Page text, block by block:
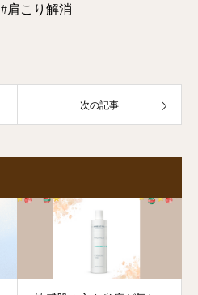
肩こり解消
次の記事